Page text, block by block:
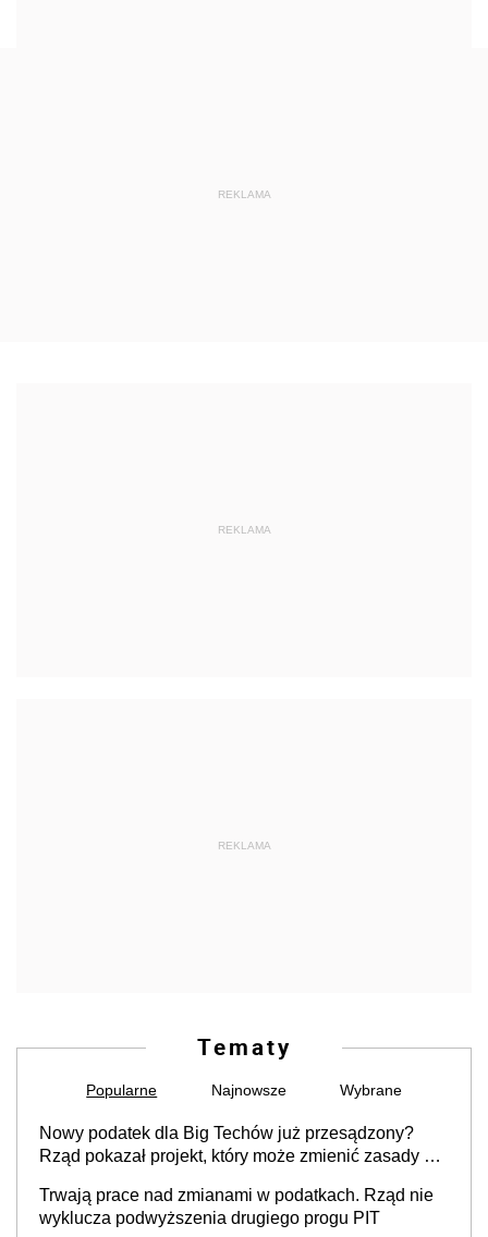
REKLAMA
REKLAMA
REKLAMA
Tematy
Popularne Najnowsze Wybrane
Nowy podatek dla Big Techów już przesądzony?
Rząd pokazał projekt, który może zmienić zasady gry
Trwają prace nad zmianami w podatkach. Rząd nie
wyklucza podwyższenia drugiego progu PIT